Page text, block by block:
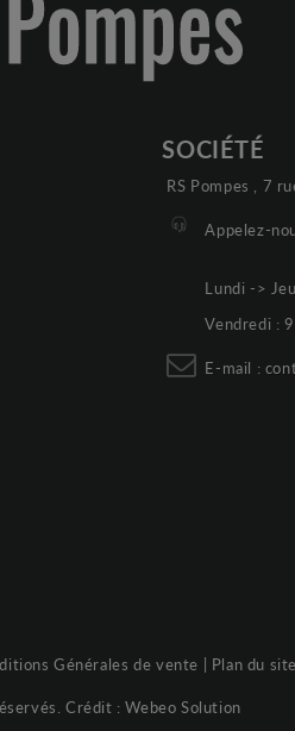
SOCIÉTÉ
RS Pompes , 7
Appelez-
Lundi ->
Vendredi :
E-mail :
Générales de vente | Plan du
Crédit :Webeo Solution